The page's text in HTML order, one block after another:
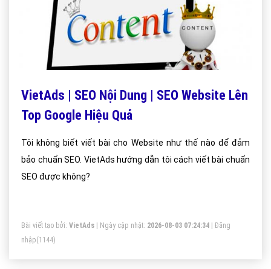
VietAds | SEO Nội Dung | SEO Website Lên
Top Google Hiệu Quả
Tôi không biết viết bài cho Website như thế nào để đảm
bảo chuẩn SEO. VietAds hướng dẫn tôi cách viết bài chuẩn
SEO được không?
Bài viết tạo bởi: VietAds | Ngày cập nhật: 2026-08-03 07:24:34
Đăng
nhập(1144)